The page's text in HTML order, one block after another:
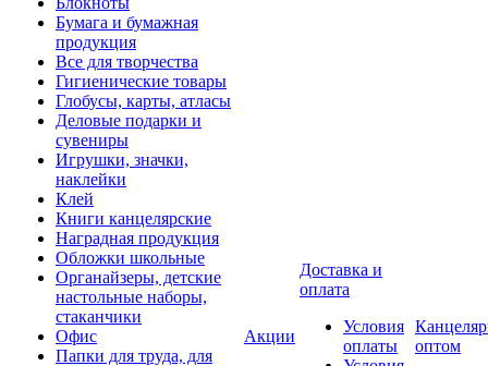
Бумага и бумажная
продукция
Все для творчества
Гигиенические товары
Глобусы, карты, атласы
Деловые подарки и
сувениры
Игрушки, значки,
наклейки
Клей
Книги канцелярские
Наградная продукция
Обложки школьные
Органайзеры, детские
настольные наборы,
стаканчики
Офис
Папки для труда, для
Акции
Доставка и
оплата
Условия
оплаты
оптом